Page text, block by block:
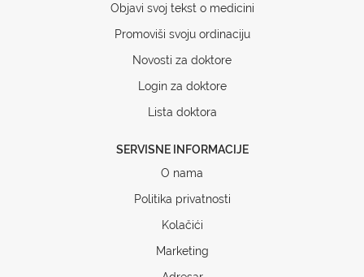
Objavi svoj tekst o medicini
Promoviši svoju ordinaciju
Novosti za doktore
Login za doktore
Lista doktora
SERVISNE INFORMACIJE
O nama
Politika privatnosti
Kolačići
Marketing